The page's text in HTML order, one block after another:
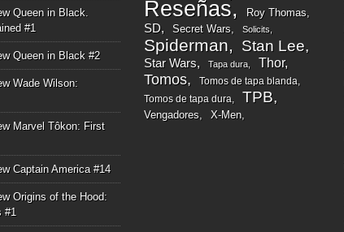
Queen in Black.
#1
Queen in Black #2
Wade Wilson:
Marvel Tôkon: First
Captain America #14
Origins of the Hood:
#1
Reseñas Roy Thomas
SD Secret Wars Solicits
Spiderman Stan Lee
Star Wars Tapa dura Thor
Tomos
Tomos de tapa blanda
Tomos de tapa dura
TPB
Vengadores X-Men